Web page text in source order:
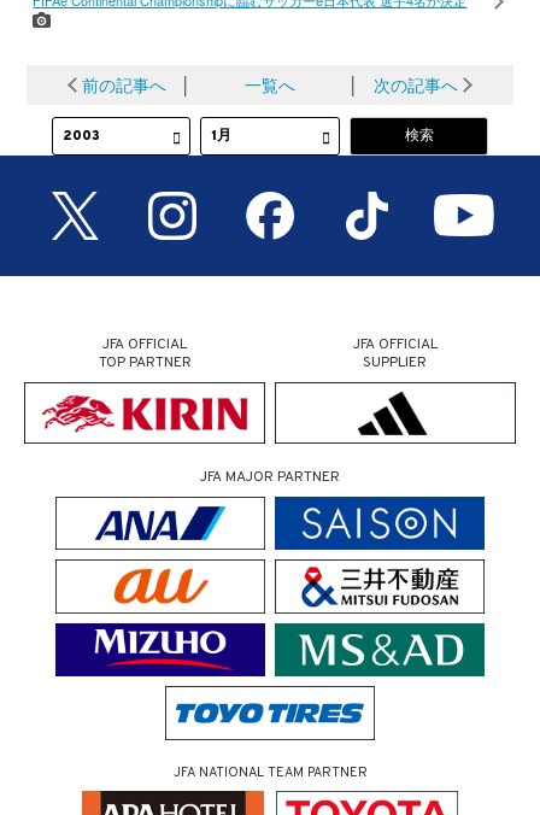
前の記事へ │ 一覧へ │ 次の記事へ
JFA OFFICIAL
TOP PARTNER
JFA OFFICIAL
SUPPLIER
JFA MAJOR PARTNER
JFA NATIONAL TEAM PARTNER